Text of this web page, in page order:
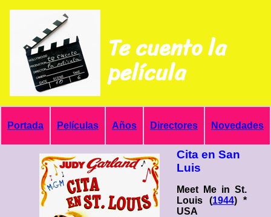
Te cuento la
película
Portada Películas Años Directores Novedades
Cita en San
Luis
Meet Me in St.
Louis (1944) *
USA